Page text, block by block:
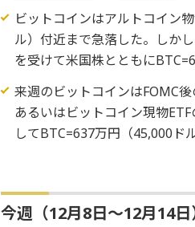
ビットコインはアルトコイン
ル）付近まで急落した。しか
を受けて米国株とともに
来週のビットコインはFOMC
あるいはビットコイン現物
してBTC=637万円（45,000ド
今週（12月8日～12月14